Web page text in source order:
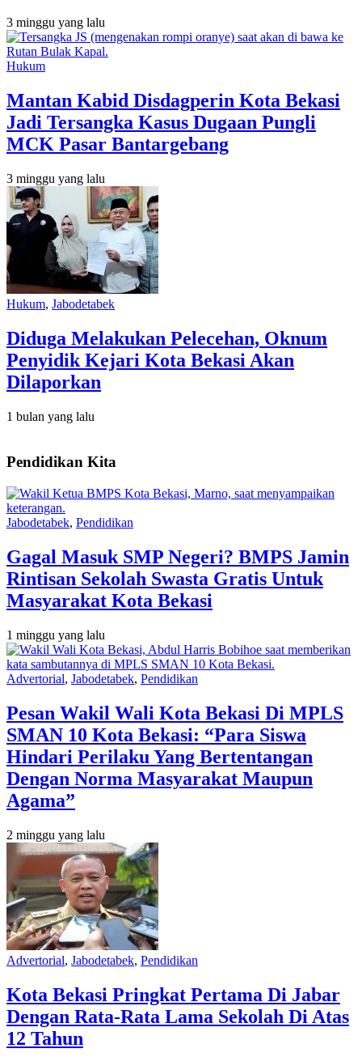
3 minggu yang lalu
Hukum
Mantan Kabid Disdagperin Kota Bekasi
Jadi Tersangka Kasus Dugaan Pungli
MCK Pasar Bantargebang
3 minggu yang lalu
Hukum, Jabodetabek
Diduga Melakukan Pelecehan, Oknum
Penyidik Kejari Kota Bekasi Akan
Dilaporkan
1 bulan yang lalu
Pendidikan Kita
Jabodetabek, Pendidikan
Gagal Masuk SMP Negeri? BMPS Jamin
Rintisan Sekolah Swasta Gratis Untuk
Masyarakat Kota Bekasi
1 minggu yang lalu
Advertorial, Jabodetabek, Pendidikan
Pesan Wakil Wali Kota Bekasi Di MPLS
SMAN 10 Kota Bekasi: “Para Siswa
Hindari Perilaku Yang Bertentangan
Dengan Norma Masyarakat Maupun
Agama”
2 minggu yang lalu
Advertorial, Jabodetabek, Pendidikan
Kota Bekasi Pringkat Pertama Di Jabar
Dengan Rata-Rata Lama Sekolah Di Atas
12 Tahun